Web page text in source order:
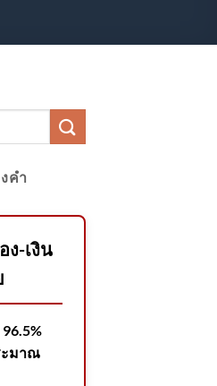
คำ
ง-เงิน
ะมาณ